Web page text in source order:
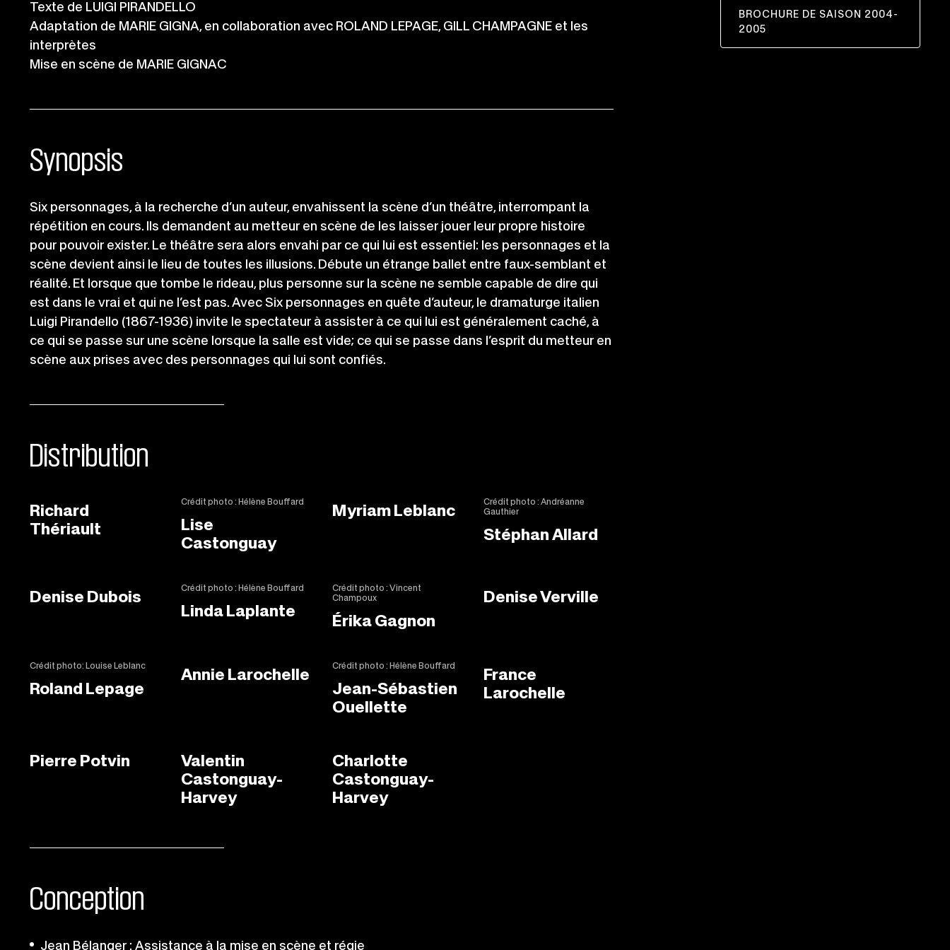
Informations
importantes
Texte de LUIGI PIRANDELLO
Adaptation de MARIE GIGNA, en collaboration avec ROLAND LEPAGE, GILL CHAMPAGNE et les
interprètes
Mise en scène de MARIE GIGNAC
Synopsis
Six personnages, à la recherche d’un auteur, envahissent la scène d’un théâtre, interrompant la
répétition en cours. Ils demandent au metteur en scène de les laisser jouer leur propre histoire
pour pouvoir exister. Le théâtre sera alors envahi par ce qui lui est essentiel: les personnages et la
scène devient ainsi le lieu de toutes les illusions. Débute un étrange ballet entre faux-semblant et
réalité. Et lorsque que tombe le rideau, plus personne sur la scène ne semble capable de dire qui
est dans le vrai et qui ne l’est pas. Avec Six personnages en quête d’auteur, le dramaturge italien
Luigi Pirandello (1867-1936) invite le spectateur à assister à ce qui lui est généralement caché, à
ce qui se passe sur une scène lorsque la salle est vide; ce qui se passe dans l’esprit du metteur en
scène aux prises avec des personnages qui lui sont confiés.
Distribution
Richard
Thériault
Crédit photo : Hélène Bouffard
Lise
Castonguay
Myriam Leblanc
Crédit photo : Andréanne
Gauthier
Stéphan Allard
Denise Dubois Crédit photo : Hélène Bouffard
Linda Laplante
Crédit photo : Vincent
Champoux
Érika Gagnon
Denise Verville
Crédit photo: Louise Leblanc
Roland Lepage
Annie Larochelle Crédit photo : Hélène Bouffard
Jean-Sébastien
Ouellette
France
Larochelle
Pierre Potvin
Valentin
Castonguay-
Harvey
Charlotte
Castonguay-
Harvey
Conception
Jean Bélanger : Assistance à la mise en scène et régie
BROCHURE DE SAISON 2004-
2005
CE